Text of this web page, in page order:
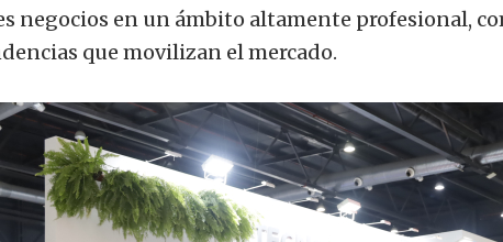
negocios en un ámbito altamente profesional,
que movilizan el mercado.